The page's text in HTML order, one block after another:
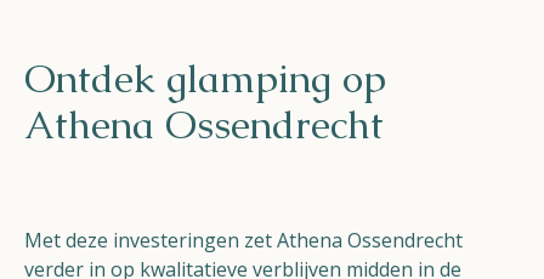
Ontdek glamping op
Athena Ossendrecht
Met deze investeringen zet Athena Ossendrecht
verder in op kwalitatieve verblijven midden in de